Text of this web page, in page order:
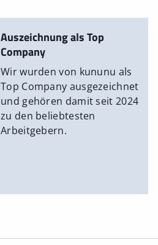
Auszeichnung als Top
Company
Wir wurden von kununu als
Top Company ausgezeichnet
und gehören damit seit 2024
zu den beliebtesten
Arbeitgebern.